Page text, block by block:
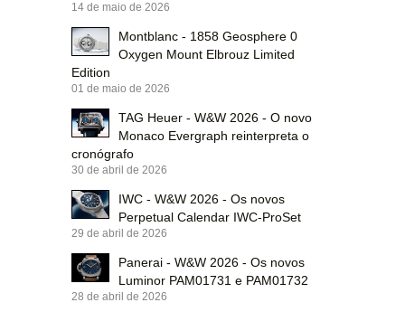
14 de maio de 2026
Montblanc - 1858 Geosphere 0
Oxygen Mount Elbrouz Limited
Edition
01 de maio de 2026
TAG Heuer - W&W 2026 - O novo
Monaco Evergraph reinterpreta o
cronógrafo
30 de abril de 2026
IWC - W&W 2026 - Os novos
Perpetual Calendar IWC-ProSet
29 de abril de 2026
Panerai - W&W 2026 - Os novos
Luminor PAM01731 e PAM01732
28 de abril de 2026